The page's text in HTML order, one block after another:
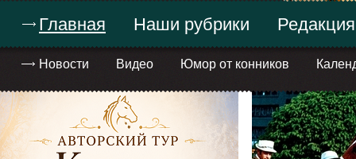
Главная
Новости Видео Юмор от конников
Наши рубрики Редакция